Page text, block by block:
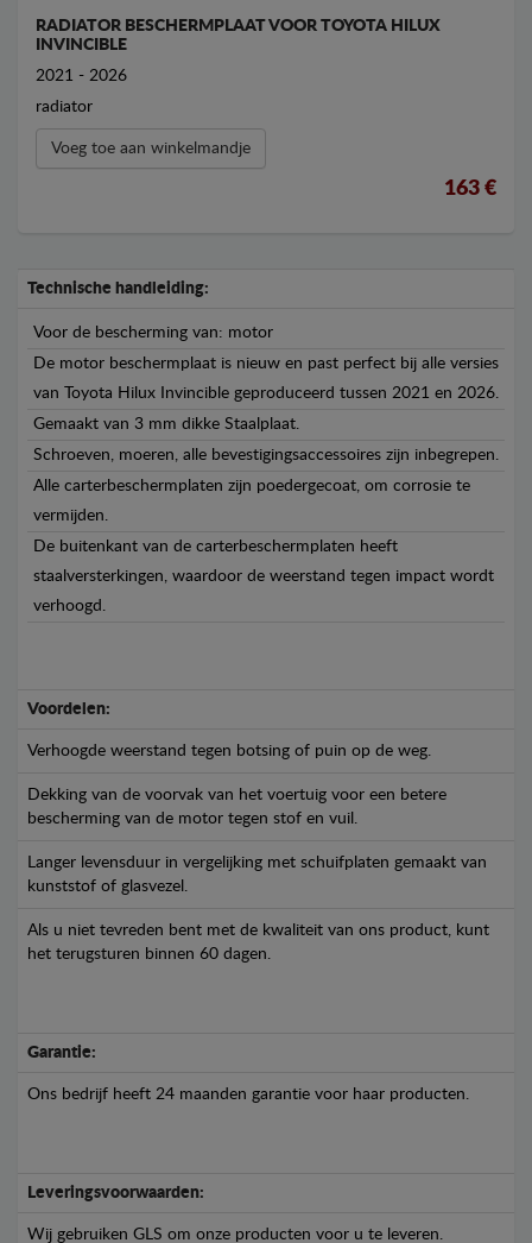
RADIATOR BESCHERMPLAAT VOOR TOYOTA HILUX
INVINCIBLE
2021 - 2026
radiator
Voeg toe aan winkelmandje
163 €
Technische handleiding:
Voor de bescherming van: motor
De motor beschermplaat is nieuw en past perfect bij alle versies
van Toyota Hilux Invincible geproduceerd tussen 2021 en 2026.
Gemaakt van 3 mm dikke Staalplaat.
Schroeven, moeren, alle bevestigingsaccessoires zijn inbegrepen.
Alle carterbeschermplaten zijn poedergecoat, om corrosie te
vermijden.
De buitenkant van de carterbeschermplaten heeft
staalversterkingen, waardoor de weerstand tegen impact wordt
verhoogd.
Voordelen:
Verhoogde weerstand tegen botsing of puin op de weg.
Dekking van de voorvak van het voertuig voor een betere
bescherming van de motor tegen stof en vuil.
Langer levensduur in vergelijking met schuifplaten gemaakt van
kunststof of glasvezel.
Als u niet tevreden bent met de kwaliteit van ons product, kunt
het terugsturen binnen 60 dagen.
Garantie:
Ons bedrijf heeft 24 maanden garantie voor haar producten.
Leveringsvoorwaarden:
Wij gebruiken GLS om onze producten voor u te leveren.